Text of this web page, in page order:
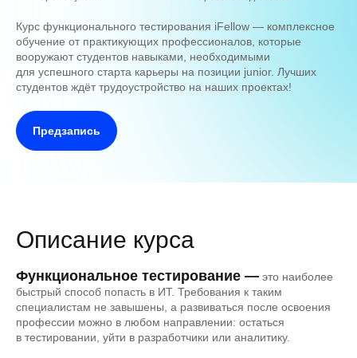
Курс функционального тестирования iFellow — комплексное
обучение от практикующих профессионалов, которые
вооружают студентов навыками, необходимыми
для успешного старта карьеры на позиции junior. Лучших
студентов ждёт трудоустройство на наших проектах!
Предзапись
Описание курса
Функциональное тестирование — это наиболее
быстрый способ попасть в ИТ. Требования к таким
специалистам не завышены, а развиваться после освоения
профессии можно в любом направлении: остаться
в тестировании, уйти в разработчики или аналитику.